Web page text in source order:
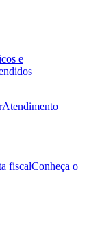
e
Atendimento
fiscalConheça o